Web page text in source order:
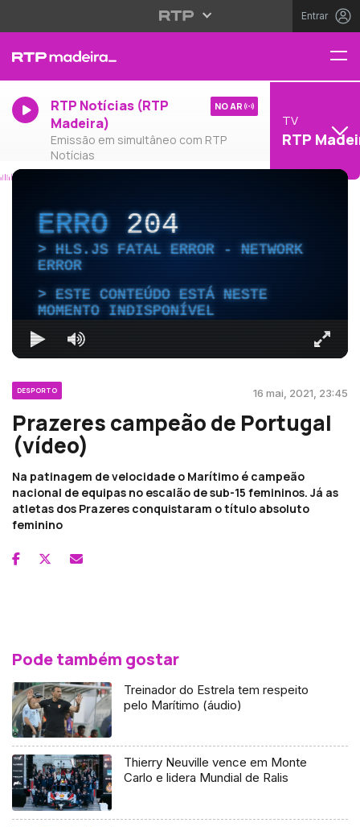
Entrar
RTP Notícias (RTP
Madeira)
Emissão em simultâneo com RTP
Notícias
NO AR
TV
RTP
ERRO204
HLS.JS FATAL ERROR - NETWORK
ERROR
ESTE CONTEÚDO ESTÁ NESTE
MOMENTO INDISPONÍVEL
DESPORTO 16 mai, 2021, 23:45
Prazeres campeão de Portugal
(vídeo)
Na patinagem de velocidade o Marítimo é campeão
nacional de equipas no escalão de sub-15 femininos. Já as
atletas dos Prazeres conquistaram o título absoluto
feminino
Pode também gostar
Treinador do Estrela tem respeito
pelo Marítimo (áudio)
Thierry Neuville vence em Monte
Carlo e lidera Mundial de Ralis